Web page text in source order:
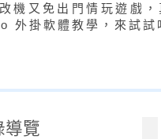
機又免出門情玩遊戲，
外掛軟體教學，來試試
導覽